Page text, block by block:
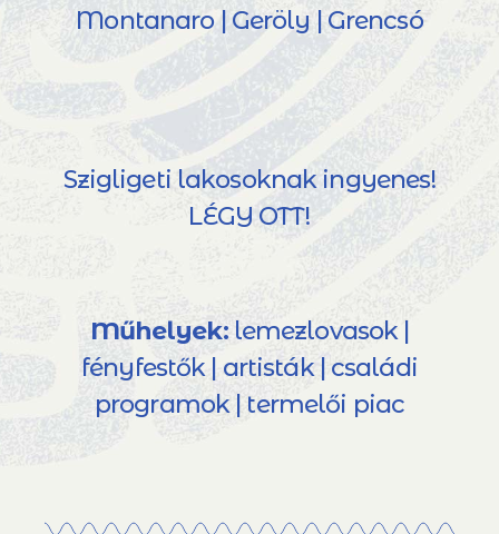
Montanaro | Geröly | Grencsó
Szigligeti lakosoknak ingyenes!
LÉGY OTT!
Műhelyek:lemezlovasok |
fényfestők | artisták | családi
programok | termelői piac